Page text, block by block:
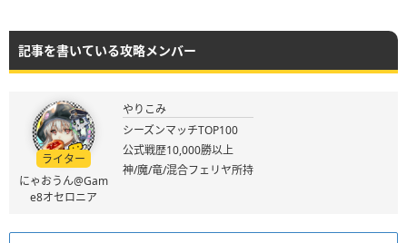
記事を書いている攻略メンバー
ライター
にゃおうん@Gam
e8オセロニア
やりこみ
シーズンマッチTOP100
公式戦歴10,000勝以上
神/魔/竜/混合フェリヤ所持